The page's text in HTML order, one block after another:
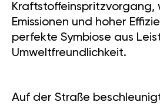
Kraftstoffeinspritzvorgang,
Emissionen und hoher
perfekte Symbiose aus
Umweltfreundlichkeit.
Auf der Straße